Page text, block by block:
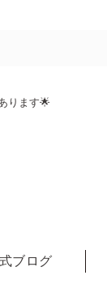
ります🌟
ブログ